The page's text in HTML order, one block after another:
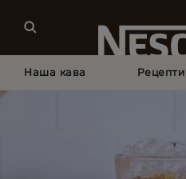
Наша кава Рецепти